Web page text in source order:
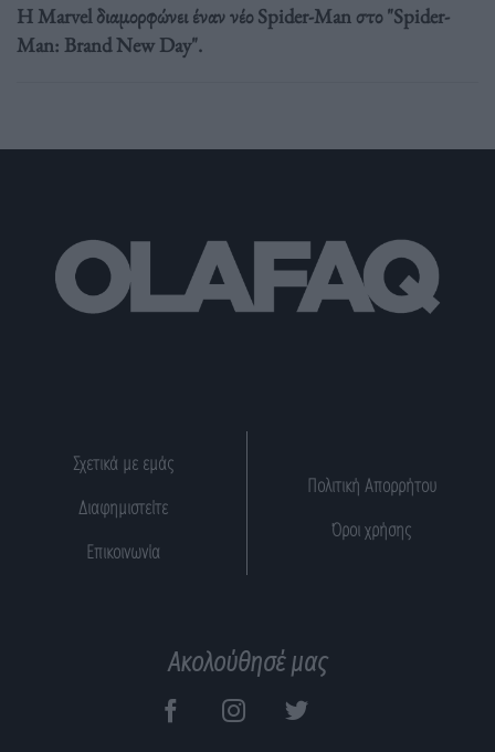
Η Marvel διαμορφώνει έναν νέο Spider-Man στο "Spider-
Man: Brand New Day".
Σχετικά με εμάς
Διαφημιστείτε
Επικοινωνία
Πολιτική Απορρήτου
Όροι χρήσης
Ακολούθησέ μας